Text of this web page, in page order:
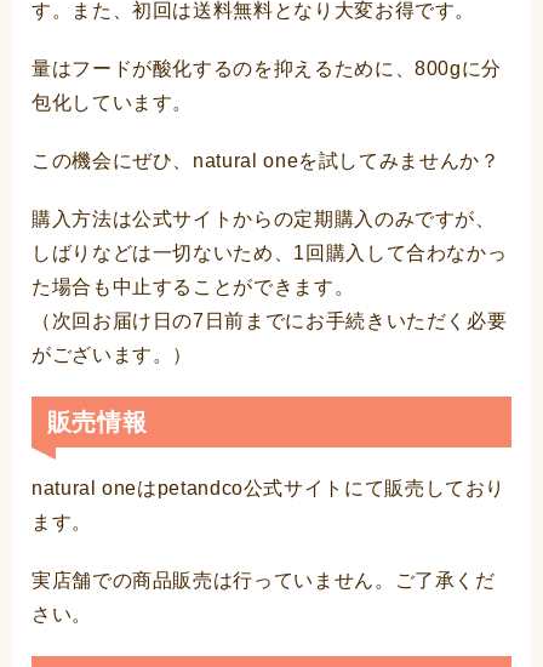
す。また、初回は送料無料となり大変お得です。
量はフードが酸化するのを抑えるために、800gに分
包化しています。
この機会にぜひ、natural oneを試してみませんか？
購入方法は公式サイトからの定期購入のみですが、
しばりなどは一切ないため、1回購入して合わなかっ
た場合も中止することができます。
（次回お届け日の7日前までにお手続きいただく必要
がございます。）
販売情報
natural oneはpetandco公式サイトにて販売しており
ます。
実店舗での商品販売は行っていません。ご了承くだ
さい。